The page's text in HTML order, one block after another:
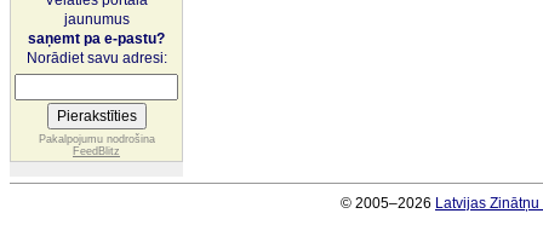
jaunumus
saņemt pa e-pastu?
Norādiet savu adresi:
Pakalpojumu nodrošina
FeedBlitz
© 2005–2026 Latvijas